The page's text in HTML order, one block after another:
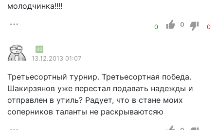
молодчинка!!!!
0 0 0
00
13.12.2013 01:07
Третьесортный турнир. Третьесортная победа.
Шакирзянов уже перестал подавать надежды и
отправлен в утиль? Радует, что в стане моих
соперников таланты не раскрываютсяю